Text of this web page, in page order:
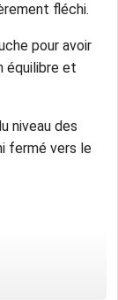
fléchi.
pour avoir
équilibre et
niveau des
fermé vers le